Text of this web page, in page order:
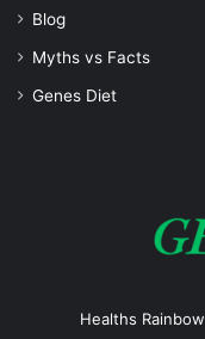
Blog
Myths vs Facts
Genes Diet
Healths